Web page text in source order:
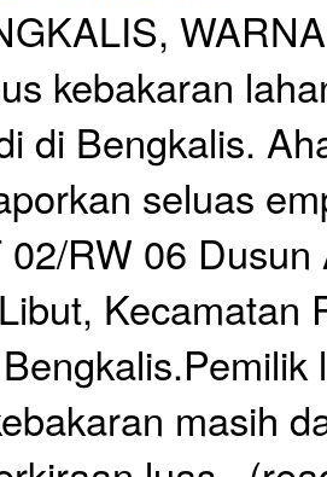
kebakaran
di Bengkalis.
seluas
RW 06
Kecamatan
masih